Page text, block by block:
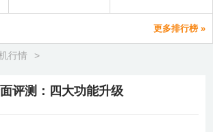
更多排行榜 »
行情 >
评测：四大功能升级